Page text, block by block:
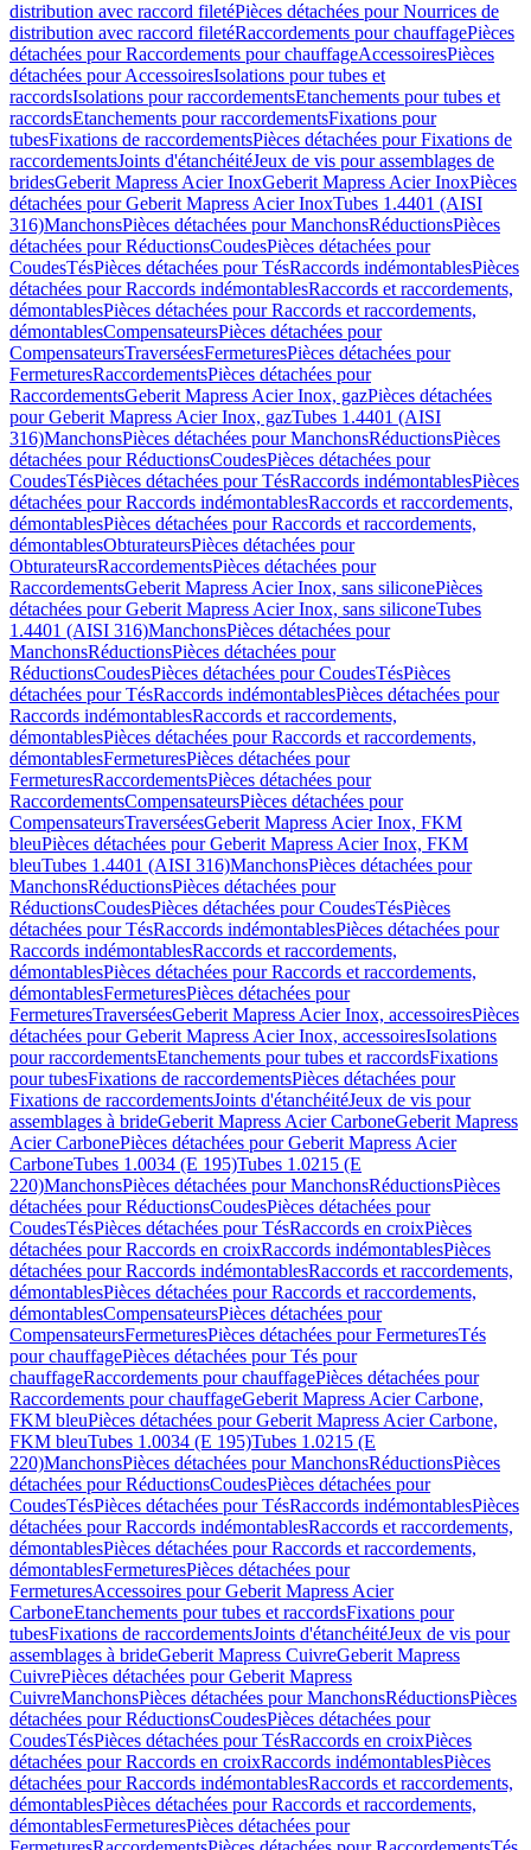
distribution avec raccord filetéPièces détachées pour Nourrices de
distribution avec raccord filetéRaccordements pour chauffagePièces
détachées pour Raccordements pour chauffageAccessoiresPièces
détachées pour AccessoiresIsolations pour tubes et
raccordsIsolations pour raccordementsEtanchements pour tubes et
raccordsEtanchements pour raccordementsFixations pour
tubesFixations de raccordementsPièces détachées pour Fixations de
raccordementsJoints d'étanchéitéJeux de vis pour assemblages de
bridesGeberit Mapress Acier InoxGeberit Mapress Acier InoxPièces
détachées pour Geberit Mapress Acier InoxTubes 1.4401 (AISI
316)ManchonsPièces détachées pour ManchonsRéductionsPièces
détachées pour RéductionsCoudesPièces détachées pour
CoudesTésPièces détachées pour TésRaccords indémontablesPièces
détachées pour Raccords indémontablesRaccords et raccordements,
démontablesPièces détachées pour Raccords et raccordements,
démontablesCompensateursPièces détachées pour
CompensateursTraverséesFermeturesPièces détachées pour
FermeturesRaccordementsPièces détachées pour
RaccordementsGeberit Mapress Acier Inox, gazPièces détachées
pour Geberit Mapress Acier Inox, gazTubes 1.4401 (AISI
316)ManchonsPièces détachées pour ManchonsRéductionsPièces
détachées pour RéductionsCoudesPièces détachées pour
CoudesTésPièces détachées pour TésRaccords indémontablesPièces
détachées pour Raccords indémontablesRaccords et raccordements,
démontablesPièces détachées pour Raccords et raccordements,
démontablesObturateursPièces détachées pour
ObturateursRaccordementsPièces détachées pour
RaccordementsGeberit Mapress Acier Inox, sans siliconePièces
détachées pour Geberit Mapress Acier Inox, sans siliconeTubes
1.4401 (AISI 316)ManchonsPièces détachées pour
ManchonsRéductionsPièces détachées pour
RéductionsCoudesPièces détachées pour CoudesTésPièces
détachées pour TésRaccords indémontablesPièces détachées pour
Raccords indémontablesRaccords et raccordements,
démontablesPièces détachées pour Raccords et raccordements,
démontablesFermeturesPièces détachées pour
FermeturesRaccordementsPièces détachées pour
RaccordementsCompensateursPièces détachées pour
CompensateursTraverséesGeberit Mapress Acier Inox, FKM
bleuPièces détachées pour Geberit Mapress Acier Inox, FKM
bleuTubes 1.4401 (AISI 316)ManchonsPièces détachées pour
ManchonsRéductionsPièces détachées pour
RéductionsCoudesPièces détachées pour CoudesTésPièces
détachées pour TésRaccords indémontablesPièces détachées pour
Raccords indémontablesRaccords et raccordements,
démontablesPièces détachées pour Raccords et raccordements,
démontablesFermeturesPièces détachées pour
FermeturesTraverséesGeberit Mapress Acier Inox, accessoiresPièces
détachées pour Geberit Mapress Acier Inox, accessoiresIsolations
pour raccordementsEtanchements pour tubes et raccordsFixations
pour tubesFixations de raccordementsPièces détachées pour
Fixations de raccordementsJoints d'étanchéitéJeux de vis pour
assemblages à brideGeberit Mapress Acier CarboneGeberit Mapress
Acier CarbonePièces détachées pour Geberit Mapress Acier
CarboneTubes 1.0034 (E 195)Tubes 1.0215 (E
220)ManchonsPièces détachées pour ManchonsRéductionsPièces
détachées pour RéductionsCoudesPièces détachées pour
CoudesTésPièces détachées pour TésRaccords en croixPièces
détachées pour Raccords en croixRaccords indémontablesPièces
détachées pour Raccords indémontablesRaccords et raccordements,
démontablesPièces détachées pour Raccords et raccordements,
démontablesCompensateursPièces détachées pour
CompensateursFermeturesPièces détachées pour FermeturesTés
pour chauffagePièces détachées pour Tés pour
chauffageRaccordements pour chauffagePièces détachées pour
Raccordements pour chauffageGeberit Mapress Acier Carbone,
FKM bleuPièces détachées pour Geberit Mapress Acier Carbone,
FKM bleuTubes 1.0034 (E 195)Tubes 1.0215 (E
220)ManchonsPièces détachées pour ManchonsRéductionsPièces
détachées pour RéductionsCoudesPièces détachées pour
CoudesTésPièces détachées pour TésRaccords indémontablesPièces
détachées pour Raccords indémontablesRaccords et raccordements,
démontablesPièces détachées pour Raccords et raccordements,
démontablesFermeturesPièces détachées pour
FermeturesAccessoires pour Geberit Mapress Acier
CarboneEtanchements pour tubes et raccordsFixations pour
tubesFixations de raccordementsJoints d'étanchéitéJeux de vis pour
assemblages à brideGeberit Mapress CuivreGeberit Mapress
CuivrePièces détachées pour Geberit Mapress
CuivreManchonsPièces détachées pour ManchonsRéductionsPièces
détachées pour RéductionsCoudesPièces détachées pour
CoudesTésPièces détachées pour TésRaccords en croixPièces
détachées pour Raccords en croixRaccords indémontablesPièces
détachées pour Raccords indémontablesRaccords et raccordements,
démontablesPièces détachées pour Raccords et raccordements,
démontablesFermeturesPièces détachées pour